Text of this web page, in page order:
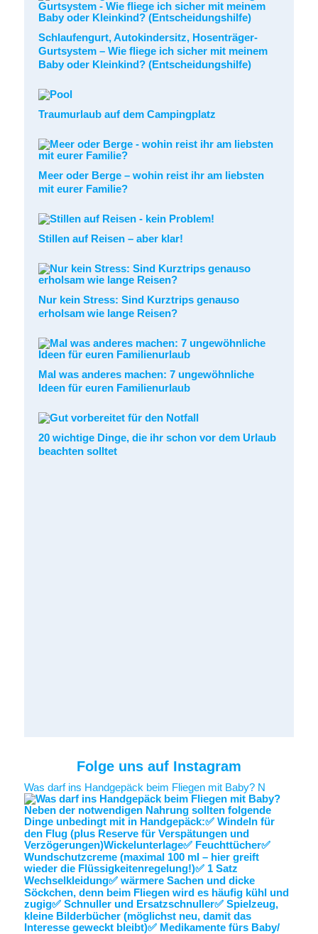
Schlaufengurt, Autokindersitz, Hosenträger-
Gurtsystem – Wie fliege ich sicher mit meinem
Baby oder Kleinkind? (Entscheidungshilfe)
Traumurlaub auf dem Campingplatz
Meer oder Berge – wohin reist ihr am liebsten
mit eurer Familie?
Stillen auf Reisen – aber klar!
Nur kein Stress: Sind Kurztrips genauso
erholsam wie lange Reisen?
Mal was anderes machen: 7 ungewöhnliche
Ideen für euren Familienurlaub
20 wichtige Dinge, die ihr schon vor dem Urlaub
beachten solltet
Folge uns auf Instagram
Was darf ins Handgepäck beim Fliegen mit Baby? N